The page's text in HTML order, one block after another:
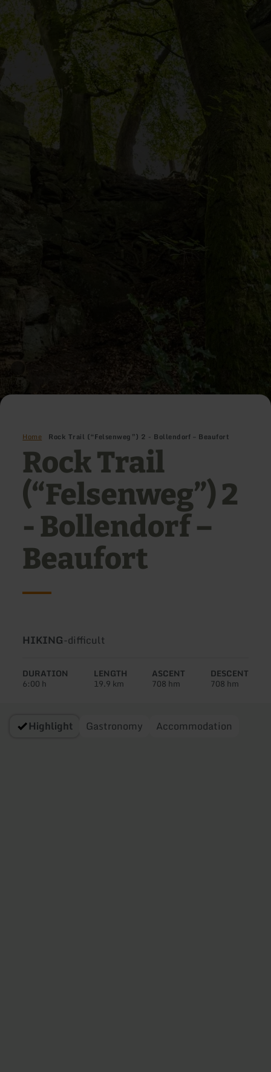
Home Rock Trail (“Felsenweg”) 2 - Bollendorf – Beaufort
Rock Trail
(“Felsenweg”) 2
- Bollendorf –
Beaufort
Type
tour:
HIKING-Difficulty:
difficult
DURATION
6:00 h
LENGTH
19.9 km
ASCENT
708 hm
DESCENT
708 hm
Highlight Gastronomy Accommodation